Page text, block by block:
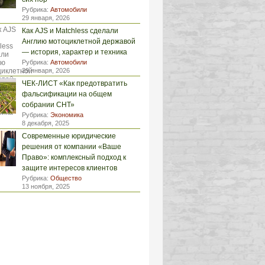
Рубрика: Автомобили
29 января, 2026
Как AJS и Matchless сделали
Англию мотоциклетной державой
— история, характер и техника
Рубрика: Автомобили
29 января, 2026
ЧЕК-ЛИСТ «Как предотвратить
фальсификации на общем
собрании СНТ»
Рубрика: Экономика
8 декабря, 2025
Современные юридические
решения от компании «Ваше
Право»: комплексный подход к
защите интересов клиентов
Рубрика: Общество
13 ноября, 2025